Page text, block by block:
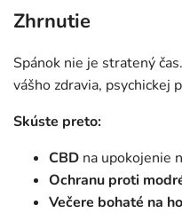
Zhrnutie
Spánok nie je stratený
vášho zdravia, psychickej
Skúste preto:
CBD na upokojenie
Ochranu proti
Večere bohaté na